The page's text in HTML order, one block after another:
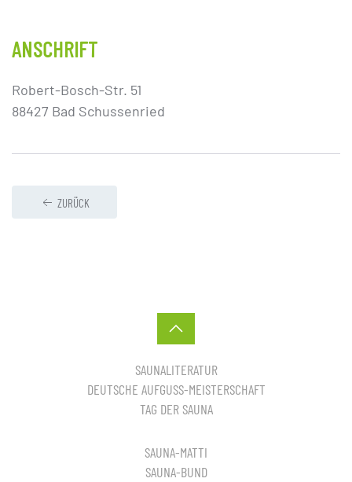
ANSCHRIFT
Robert-Bosch-Str. 51
88427 Bad Schussenried
ZURÜCK
SAUNALITERATUR
DEUTSCHE AUFGUSS-MEISTERSCHAFT
TAG DER SAUNA
SAUNA-MATTI
SAUNA-BUND